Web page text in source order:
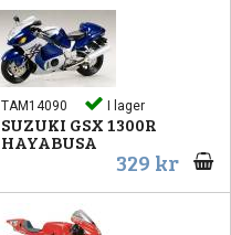
TAM14090 I lager
SUZUKI GSX 1300R
HAYABUSA
329 kr